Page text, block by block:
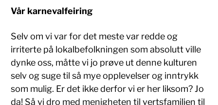
Vår karnevalfeiring
Selv om vi var for det meste var redde og
irriterte på lokalbefolkningen som absolutt ville
dynke oss, måtte vi jo prøve ut denne kulturen
selv og suge til så mye opplevelser og inntrykk
som mulig. Er det ikke derfor vi er her liksom? Jo
da! Så vi dro med menigheten til vertsfamilien til